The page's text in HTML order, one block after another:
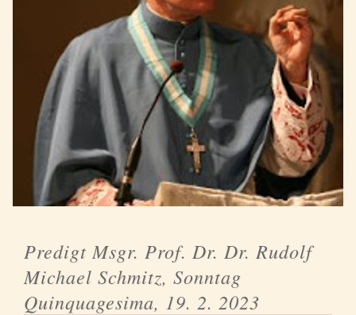
Predigt Msgr. Prof. Dr. Dr. Rudolf
Michael Schmitz, Sonntag
Quinquagesima, 19. 2. 2023